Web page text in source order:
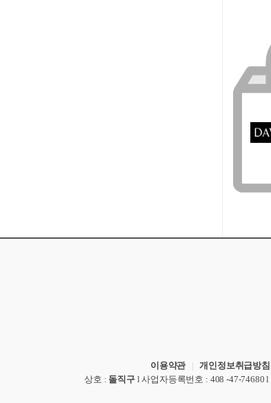
이용약관 |개인정보취급방침
상호 : 돌직구 l사업자등록번호 : 408 -47-74680 l